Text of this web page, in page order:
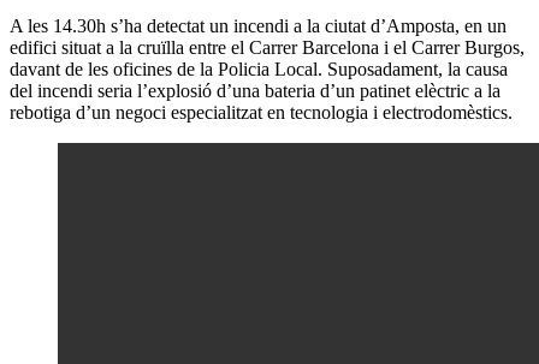
A les 14.30h s’ha detectat un incendi a la ciutat d’Amposta, en un
edifici situat a la cruïlla entre el Carrer Barcelona i el Carrer Burgos,
davant de les oficines de la Policia Local. Suposadament, la causa
del incendi seria l’explosió d’una bateria d’un patinet elèctric a la
rebotiga d’un negoci especialitzat en tecnologia i electrodomèstics.